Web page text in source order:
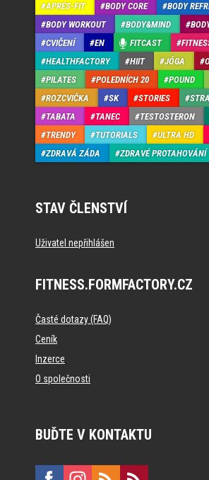
APRÉS-FIT BODY CORE
BODY
BODY WORKOUT
BODY&MIND
CVIČENÍ
EN FITCAST
HEALTHFACTORY
HIIT JÓGA
PILATES
POLEDNÍCH 20 POUND
ROZCVIČKA
SK STORIES
TABATA
TANEC TESTOSTERON
TRENDY
TUTORIALS ULTRA HD
ZDRAVÁ ZÁDA
ZDRAVÉ PROTAHOVÁNÍ
STAV ČLENSTVÍ
Uživatel nepřihlášen
FITNESS.FORMFACTORY.CZ
Časté dotazy (FAQ)
Ceník
Inzerce
O společnosti
BUĎTE V KONTAKTU